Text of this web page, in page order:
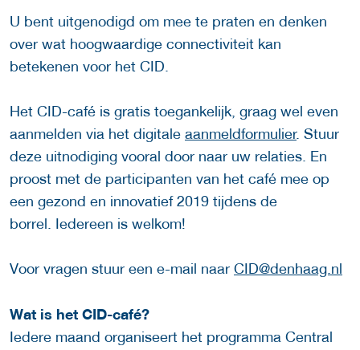
U bent uitgenodigd om mee te praten en denken
over wat hoogwaardige connectiviteit kan
betekenen voor het CID.
Het CID-café is gratis toegankelijk, graag wel even
aanmelden via het digitale aanmeldformulier. Stuur
deze uitnodiging vooral door naar uw relaties. En
proost met de participanten van het café mee op
een gezond en innovatief 2019 tijdens de
borrel. Iedereen is welkom!
Voor vragen stuur een e-mail naar CID@denhaag.nl
Wat is het CID-café?
Iedere maand organiseert het programma Central